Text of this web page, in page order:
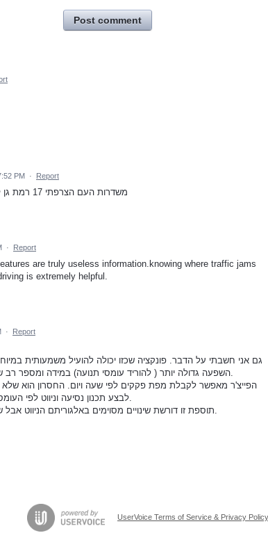
Post comment
PM · Report
משדרות העם הצרפתי 17 רמת גן לרחוב אורה 2 רמת גן להגיע 17.9.2018 - 11:30
· Report
are truly useless information.knowing where traffic jams
is extremely helpful.
· Report
גם אני חשבתי על הדבר. פונקציה שכזו יכולה להועיל משמעותית
UserVoice Terms of Service & Privacy Policy